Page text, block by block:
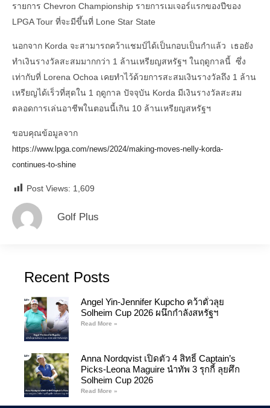
รายการ Chevron Championship รายการเมเจอร์แรกของปีของ
LPGA Tour ที่จะมีขึ้นที่ Lone Star State
นอกจาก Korda จะสามารถคว้าแชมป์ได้เป็นกอบเป็นกำแล้ว เธอยัง
ทำเงินรางวัลสะสมมากกว่า 1 ล้านเหรียญสหรัฐฯ ในฤดูกาลนี้ ซึ่ง
เท่ากับที่ Lorena Ochoa เคยทำไว้ด้วยการสะสมเงินรางวัลถึง 1 ล้าน
เหรียญได้เร็วที่สุดใน 1 ฤดูกาล ปัจจุบัน Korda มีเงินรางวัลสะสม
ตลอดการเล่นอาชีพในตอนนี้เกิน 10 ล้านเหรียญสหรัฐฯ
ขอบคุณข้อมูลจาก
https://www.lpga.com/news/2024/making-moves-nelly-korda-
continues-to-shine
Post Views: 1,609
Golf Plus
Recent Posts
Angel Yin-Jennifer Kupcho คว้าตั๋วลุย
Solheim Cup 2026 ผนึกกำลังสหรัฐฯ
Read More »
Anna Nordqvist เปิดตัว 4 สิทธิ์ Captain’s
Picks-Leona Maguire นำทัพ 3 รุกกี้ ลุยศึก
Solheim Cup 2026
Read More »